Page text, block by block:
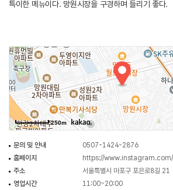
특이한 메뉴이다. 망원시장을 구경하며 들리기 좋다.
250m
문의 및 안내
0507-1424-2876
홈페이지
https://
주소
서울특별시 마포구 포은로8길 21
영업시간
11:00~20:00